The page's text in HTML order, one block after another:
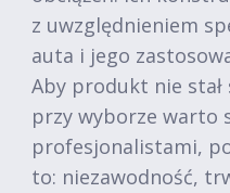
z uwzględnieniem
auta i jego
Aby produkt nie stał
przy wyborze warto
profesjonalistami,
to: niezawodność,